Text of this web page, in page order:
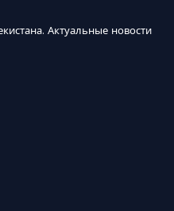
Актуальные новости